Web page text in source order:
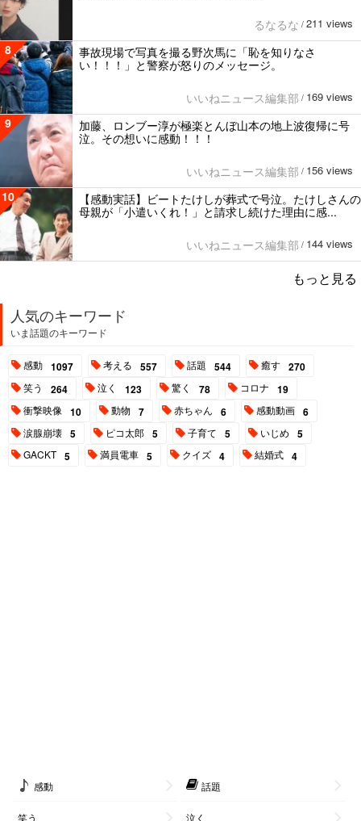
るなるな / 211 views
8
事故現場で写真を撮る野次馬に「恥を知りなさ
い！！！」と警察が怒りのメッセージ。
いいねニュース編集部 / 169 views
9
加藤、ロンブー淳が極楽とんぼ山本の地上波復帰に号
泣。その想いに感動！！！
いいねニュース編集部 / 156 views
10
【感動実話】ビートたけしが葬式で号泣。たけしさんの
母親が「小遣いくれ！」と請求し続けた理由に感...
いいねニュース編集部 / 144 views
もっと見る
人気のキーワード
いま話題のキーワード
感動 1097 考える 557 話題 544 癒す 270
笑う 264 泣く 123 驚く 78 コロナ 19
衝撃映像 10 動物 7 赤ちゃん 6 感動動画 6
涙腺崩壊 5 ピコ太郎 5 子育て 5 いじめ 5
GACKT 5 満員電車 5 クイズ 4 結婚式 4
感動 話題
笑う 泣く